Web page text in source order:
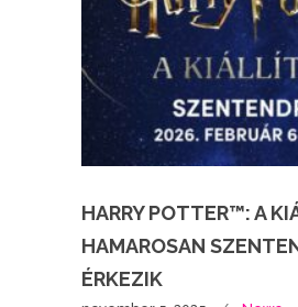
HARRY POTTER™: A
HAMAROSAN
ÉRKEZIK